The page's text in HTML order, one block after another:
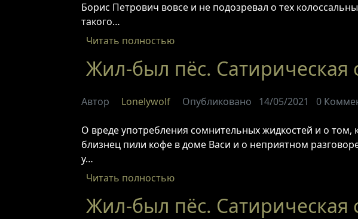
Борис Петрович вовсе и не подозревал о тех
такого…
Читать полностью
Жил-был пёс. Сатирическая
Автор Lonelywolf Опубликовано 14/05/2021 0
О вреде употребления сомнительных жидкостей и о том,
близнец пили кофе в доме Васи и о неприятном
у…
Читать полностью
Жил-был пёс. Сатирическая